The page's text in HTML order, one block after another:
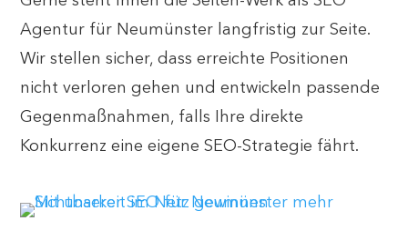
Agentur für Neumünster langfristig zur Seite.
Wir stellen sicher, dass erreichte Positionen
nicht verloren gehen und entwickeln passende
Gegenmaßnahmen, falls Ihre direkte
Konkurrenz eine eigene SEO-Strategie fährt.